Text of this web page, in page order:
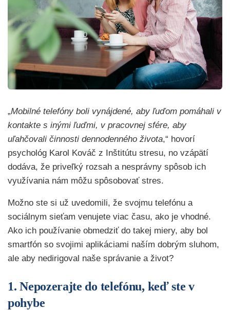
„Mobilné telefóny boli vynájdené, aby ľuďom pomáhali v
kontakte s inými ľuďmi, v pracovnej sfére, aby
uľahčovali činnosti dennodenného života,“ hovorí
psychológ Karol Kováč z Inštitútu stresu, no vzápätí
dodáva, že priveľký rozsah a nesprávny spôsob ich
využívania nám môžu spôsobovať stres.
Možno ste si už uvedomili, že svojmu telefónu a
sociálnym sieťam venujete viac času, ako je vhodné.
Ako ich používanie obmedziť do takej miery, aby bol
smartfón so svojimi aplikáciami naším dobrým sluhom,
ale aby nedirigoval naše správanie a život?
1. Nepozerajte do telefónu, keď ste v
pohybe